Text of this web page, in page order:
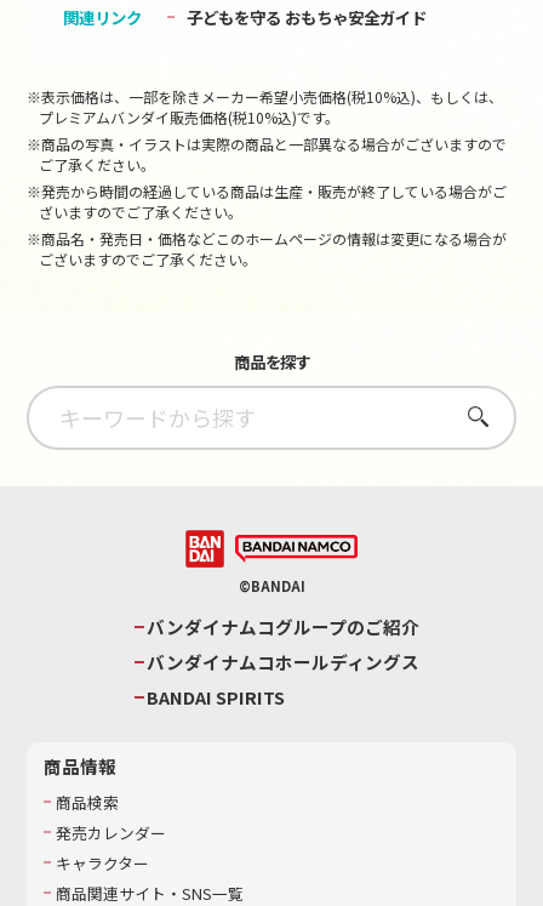
関連リンク
子どもを守る おもちゃ安全ガイド
※表示価格は、一部を除きメーカー希望小売価格(税10%込)、もしくは、
プレミアムバンダイ販売価格(税10%込)です。
※商品の写真・イラストは実際の商品と一部異なる場合がございますので
ご了承ください。
※発売から時間の経過している商品は生産・販売が終了している場合がご
ざいますのでご了承ください。
※商品名・発売日・価格などこのホームページの情報は変更になる場合が
ございますのでご了承ください。
商品を探す
さがす
©BANDAI
バンダイナムコグループのご紹介
バンダイナムコホールディングス
BANDAI SPIRITS
商品情報
商品検索
発売カレンダー
キャラクター
商品関連サイト・SNS一覧